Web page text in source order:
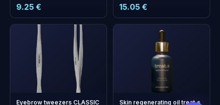
9.25 € 15.05 €
Eyebrow tweezers CLASSIC Skin regenerating oil treat.s
+
Збирайте і економте на